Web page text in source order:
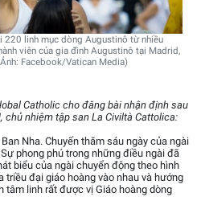
220 linh mục dòng Augustinô từ nhiều
viên của gia đình Augustinô tại Madrid,
Facebook/Vatican Media)
Catholic cho đăng bài nhận định sau
chủ nhiệm tập san La Civiltà Cattolica:
Nha. Chuyến thăm sáu ngày của ngài
phong phú trong những điều ngài đã
biểu của ngài chuyển động theo hình
triều đại giáo hoàng vào nhau và hướng
linh rất được vị Giáo hoàng dòng